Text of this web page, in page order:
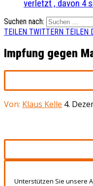
verletzt , davon 4
Suchen nach:
TEILEN TWITTERN TEILEN
Impfung gegen
Von: Klaus Kelle 4.
Unterstützen Sie unsere